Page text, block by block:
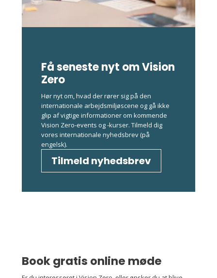
Få seneste nyt om Vision
Zero
Hør nyt om, hvad der rører sig på den
internationale arbejdsmiljøscene og gå ikke
glip af vigtige informationer om kommende
Vision Zero-events og -kurser. Tilmeld dig
vores internationale nyhedsbrev (på
engelsk).
Tilmeld nyhedsbrev
Book gratis online møde